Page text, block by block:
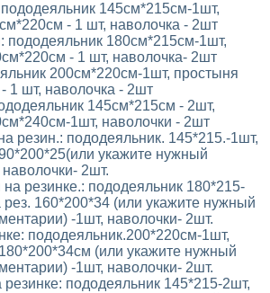
145см*215см-1шт,
- 1 шт, наволочка - 2шт
пододеяльник 180см*215см-1шт,
- 1 шт, наволочка- 2шт
200см*220см-1шт, простыня
1 шт, наволочка - 2шт
145см*215см - 2шт,
1шт, наволочки - 2шт
резин.: пододеяльник. 145*215.-1шт,
укажите нужный
2шт.
резинке.: пододеяльник 180*215-
рез. 160*200*34 (или укажите нужный
-1шт, наволочки- 2шт.
пододеяльник.200*220см-1шт,
(или укажите нужный
-1шт, наволочки- 2шт.
пододеяльник 145*215-2шт,